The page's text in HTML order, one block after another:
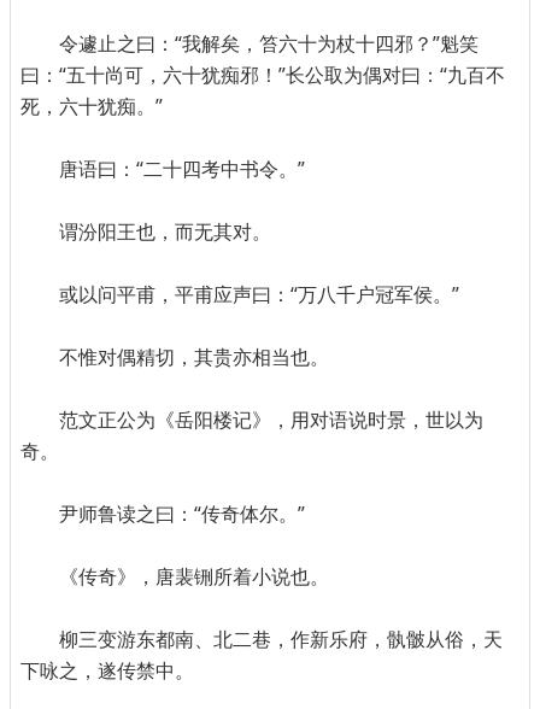
令遽止之曰：“我解矣，笞六十为杖十四邪？”魁笑
曰：“五十尚可，六十犹痴邪！”长公取为偶对曰：“九百不
死，六十犹痴。”
唐语曰：“二十四考中书令。”
谓汾阳王也，而无其对。
或以问平甫，平甫应声曰：“万八千户冠军侯。”
不惟对偶精切，其贵亦相当也。
范文正公为《岳阳楼记》，用对语说时景，世以为
奇。
尹师鲁读之曰：“传奇体尔。”
《传奇》，唐裴铏所着小说也。
柳三变游东都南、北二巷，作新乐府，骫骳从俗，天
下咏之，遂传禁中。